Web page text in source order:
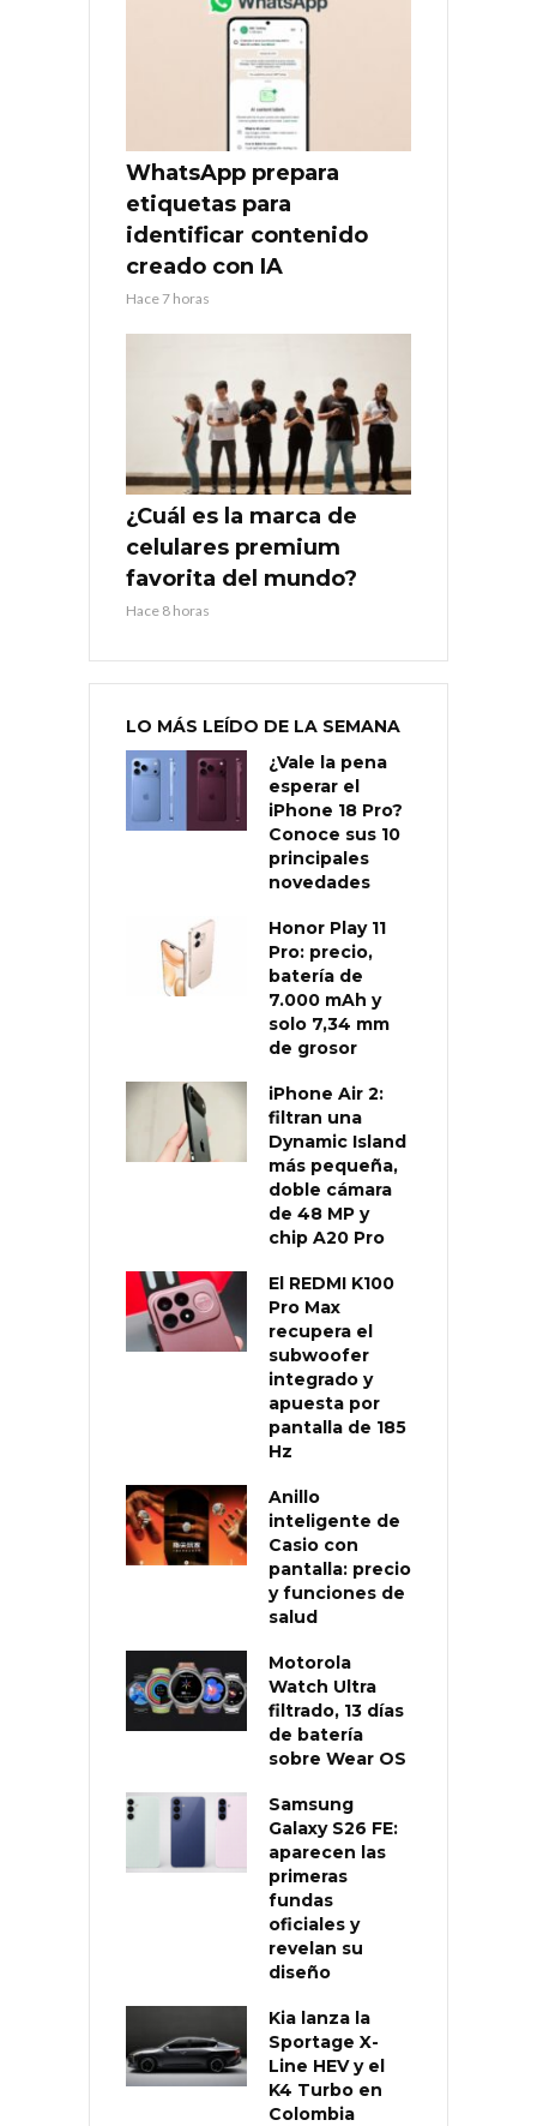
WhatsApp prepara
etiquetas para
identificar contenido
creado con IA
Hace 7 horas
¿Cuál es la marca de
celulares premium
favorita del mundo?
Hace 8 horas
LO MÁS LEÍDO DE LA SEMANA
¿Vale la pena
esperar el
iPhone 18 Pro?
Conoce sus 10
principales
novedades
Honor Play 11
Pro: precio,
batería de
7.000 mAh y
solo 7,34 mm
de grosor
iPhone Air 2:
filtran una
Dynamic Island
más pequeña,
doble cámara
de 48 MP y
chip A20 Pro
El REDMI K100
Pro Max
recupera el
subwoofer
integrado y
apuesta por
pantalla de 185
Hz
Anillo
inteligente de
Casio con
pantalla: precio
y funciones de
salud
Motorola
Watch Ultra
filtrado, 13 días
de batería
sobre Wear OS
Samsung
Galaxy S26 FE:
aparecen las
primeras
fundas
oficiales y
revelan su
diseño
Kia lanza la
Sportage X-
Line HEV y el
K4 Turbo en
Colombia